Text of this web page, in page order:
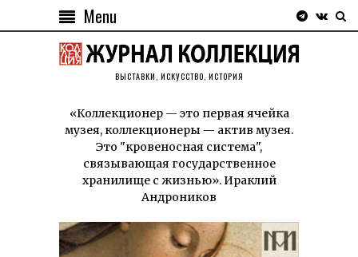
Menu
ВЫСТАВКИ, ИСКУССТВО, ИСТОРИЯ
«Коллекционер — это первая ячейка
музея, коллекционеры — актив музея.
Это "кровеносная система",
связывающая государственное
хранилище с жизнью». Ираклий
Андроников